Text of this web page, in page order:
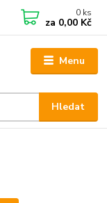
Menu
Hledat
0 ks
za 0,00 Kč